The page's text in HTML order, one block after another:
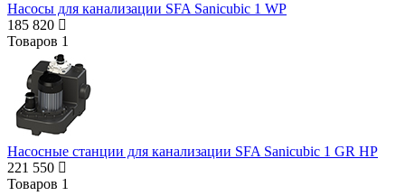
Насосы для канализации SFA Sanicubic 1 WP
185 820
Товаров 1
Насосные станции для канализации SFA Sanicubic 1 GR HP
221 550
Товаров 1